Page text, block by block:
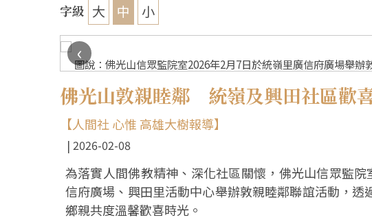
字級 大 中 小
圖說：佛光山信眾監院室2026年2月7日於統嶺里廣信府廣場舉
‹
佛光山敦親睦鄰 統嶺及興田社區歡
【人間社 心惟 高雄大樹報導】
2026-02-08
為落實人間佛教精神、深化社區關懷，佛光山信眾監
信府廣場、興田里活動中心舉辦敦親睦鄰聯誼活動，
鄉親共度溫馨歡喜時光。